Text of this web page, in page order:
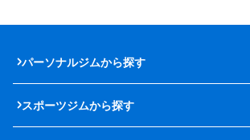
パーソナルジムから探す
スポーツジムから探す